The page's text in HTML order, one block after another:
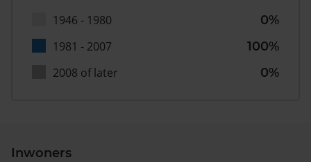
1946 - 1980
0%
1981 - 2007
100%
2008 of later
0%
Inwoners